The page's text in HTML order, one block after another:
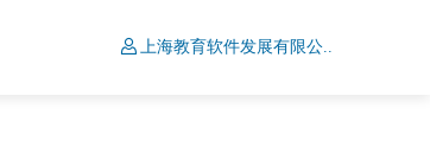
上海教育软件发展有限公..